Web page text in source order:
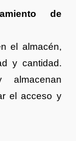
de
el almacén,
y cantidad.
el acceso y